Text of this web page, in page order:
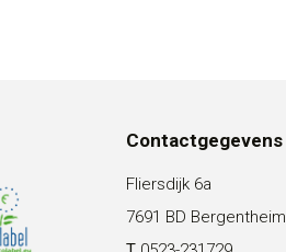
Contactgegevens
Fliersdijk 6a
7691 BD Bergentheim